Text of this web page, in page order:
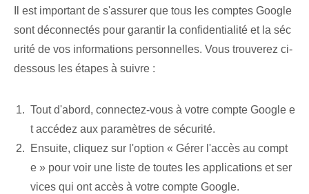
Il est important de s'assurer que tous les comptes Google
sont déconnectés pour garantir la confidentialité et la séc
urité de vos informations personnelles. Vous trouverez ci-
dessous les étapes à suivre :
Tout d'abord, connectez-vous à votre compte Google e
t accédez aux paramètres de sécurité.
Ensuite, cliquez sur l'option « Gérer l'accès au compt
e » pour voir une liste de toutes les applications et ser
vices qui ont accès à votre compte Google.